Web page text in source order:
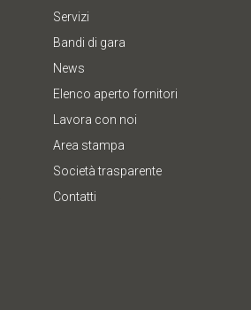
Servizi
Bandi di gara
News
Elenco aperto fornitori
Lavora con noi
Area stampa
Società trasparente
Contatti